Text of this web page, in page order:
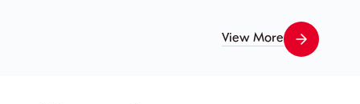
View More